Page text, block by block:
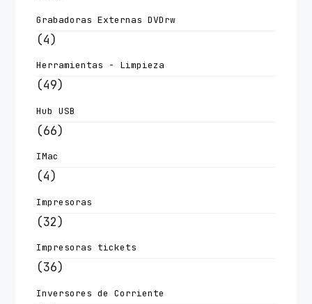
Grabadoras Externas DVDrw
(4)
Herramientas - Limpieza
(49)
Hub USB
(66)
IMac
(4)
Impresoras
(32)
Impresoras tickets
(36)
Inversores de Corriente